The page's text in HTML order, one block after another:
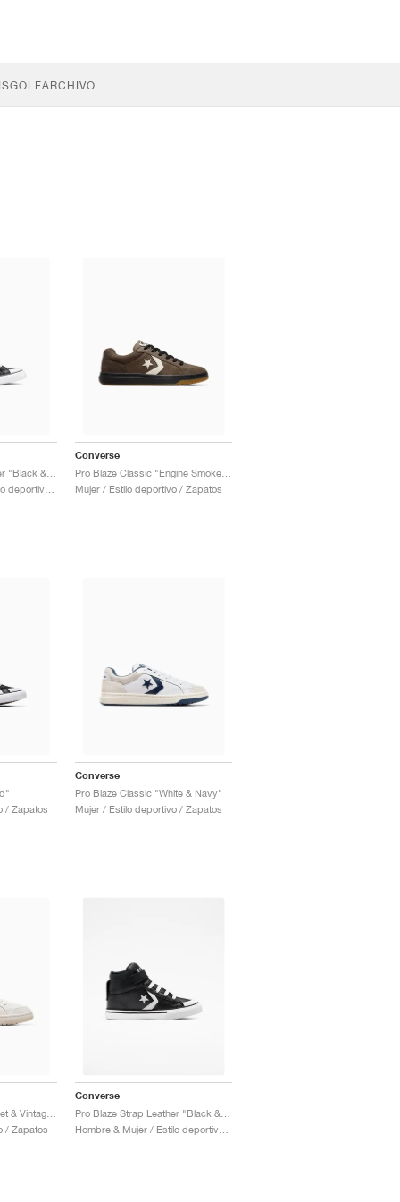
GOLFARCHIVO
Converse
Mujer / Estilo deportivo / Zapatos
/ Zapatos
Converse
Pro Blaze Classic "White & Navy"
Mujer / Estilo deportivo / Zapatos
Pro Blaze Classic "Egret & Vintage White"
/ Zapatos
Converse